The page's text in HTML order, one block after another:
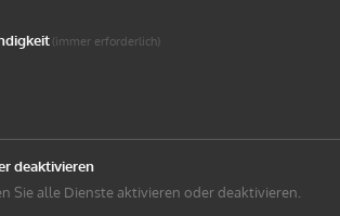
(immer erforderlich)
deaktivieren
Sie alle Dienste aktivieren oder deaktivieren.